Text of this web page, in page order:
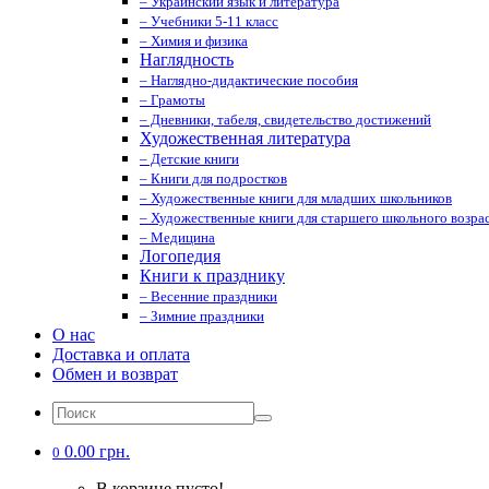
– Учебники 5-11 класс
– Химия и физика
Наглядность
– Наглядно-дидактические пособия
– Грамоты
– Дневники, табеля, свидетельство достижений
Художественная литература
– Детские книги
– Книги для подростков
– Художественные книги для младших школьников
– Художественные книги для старшего школьного
– Медицина
Логопедия
Книги к празднику
– Весенние праздники
– Зимние праздники
О нас
Доставка и оплата
Обмен и возврат
0 0.00 грн.